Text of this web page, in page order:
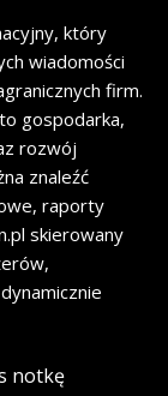
który
wiadomości
firm.
gospodarka,
rozwój
znaleźć
raporty
skierowany
notkę